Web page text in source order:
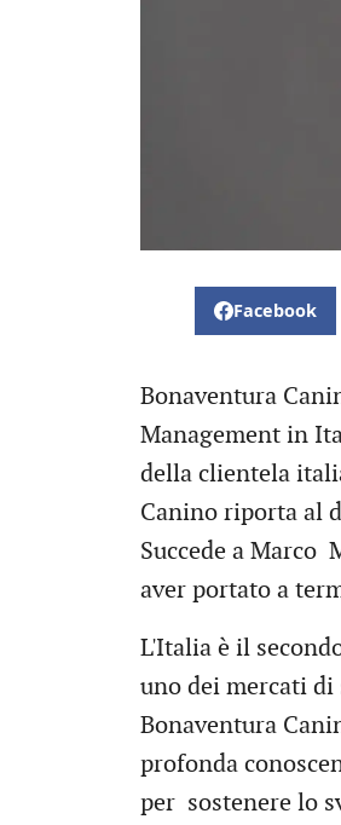
Facebook
Bonaventura
Management in
della clientela
Canino riporta al
Succede a Marco
aver portato a
L'Italia è il
uno dei mercati
Bonaventura
profonda
per sostenere lo